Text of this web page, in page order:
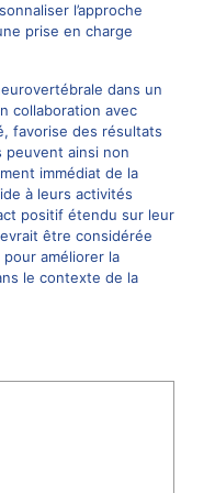
l’approche
prise en charge
dans un
collaboration avec
favorise des résultats
peuvent ainsi non
immédiat de la
à leurs activités
positif étendu sur leur
être considérée
améliorer la
le contexte de la